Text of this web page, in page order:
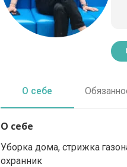
О себе
О себе
Уборка дома, стрижка
охранник